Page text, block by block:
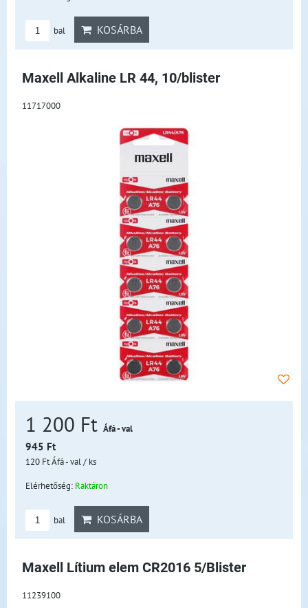
bal KOSÁRBA
Maxell Alkaline LR 44, 10/blister
11717000
1 200 Ft Áfá - val
945 Ft
120 FtÁfá - val/ ks
Elérhetőség: Raktáron
bal KOSÁRBA
Maxell Lítium elem CR2016 5/Blister
11239100